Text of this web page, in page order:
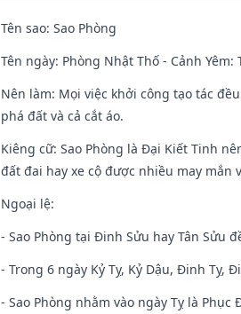
Tên sao: Sao Phòng
Tên ngày: Phòng Nhật Thố - Cảnh
Nên làm: Mọi việc khởi công tạo tác
phá đất và cả cắt áo.
Kiêng cữ: Sao Phòng là Đại Kiết Tinh
đất đai hay xe cộ được nhiều may mắn
Ngoại lệ:
- Sao Phòng tại Đinh Sửu hay Tân Sửu
- Trong 6 ngày Kỷ Tỵ, Kỷ Dậu, Đinh Tỵ,
- Sao Phòng nhằm vào ngày Tỵ là